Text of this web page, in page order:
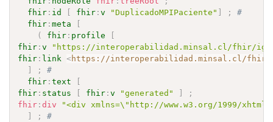
fhir : id [ fhir :v "DuplicadoMPIPaciente" ] ;
#
fhir :meta
[
(
fhir : profile
[
fhir :v
"https://interoperabilidad.minsal.cl/fhir/ig/
fhir : link <https://interoperabilidad.minsal.cl/fhir/
]
;
#
fhir :text
[
fhir : status [ fhir :v "generated" ]
;
fhir :div
"<div xmlns=\"http://www.w3.org/1999/
]
;
#